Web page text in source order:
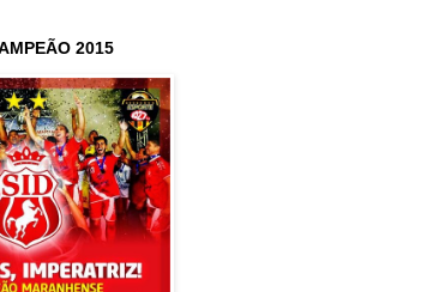
2015